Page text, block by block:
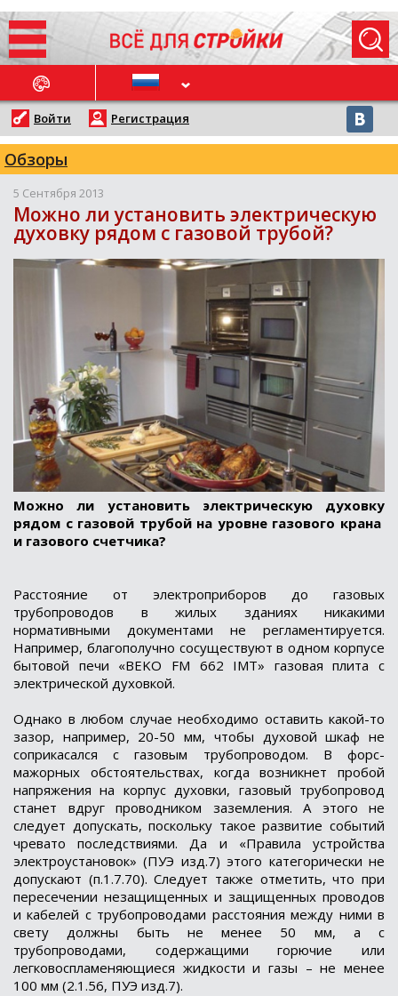
НОВОСТИ
Войти Регистрация
Обзоры
5 Сентября 2013
Можно ли установить электрическую
духовку рядом с газовой трубой?
Можно ли установить электрическую духовку
рядом с газовой трубой на уровне газового крана
и газового счетчика?
Расстояние от электроприборов до газовых
трубопроводов в жилых зданиях никакими
нормативными документами не регламентируется.
Например, благополучно сосуществуют в одном корпусе
бытовой печи «BEKO FM 662 IMT» газовая плита с
электрической духовкой.
Однако в любом случае необходимо оставить какой-то
зазор, например, 20-50 мм, чтобы духовой шкаф не
соприкасался с газовым трубопроводом. В форс-
мажорных обстоятельствах, когда возникнет пробой
напряжения на корпус духовки, газовый трубопровод
станет вдруг проводником заземления. А этого не
следует допускать, поскольку такое развитие событий
чревато последствиями. Да и «Правила устройства
электроустановок» (ПУЭ изд.7) этого категорически не
допускают (п.1.7.70). Следует также отметить, что при
пересечении незащищенных и защищенных проводов
и кабелей с трубопроводами расстояния между ними в
свету должны быть не менее 50 мм, а с
трубопроводами, содержащими горючие или
легковоспламеняющиеся жидкости и газы – не менее
100 мм (2.1.56, ПУЭ изд.7).